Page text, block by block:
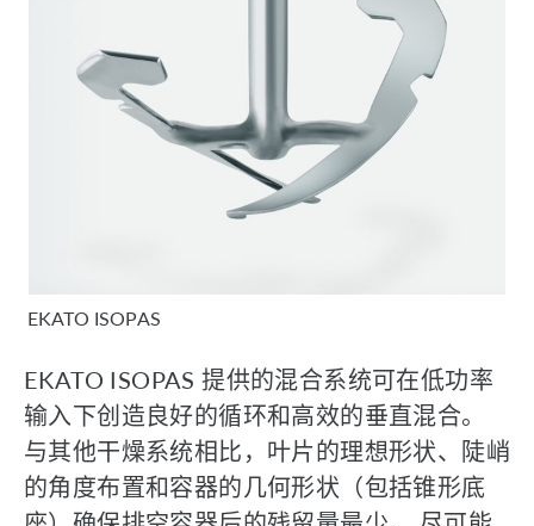
EKATO ISOPAS
EKATO ISOPAS 提供的混合系统可在低功率
输入下创造良好的循环和高效的垂直混合。
与其他干燥系统相比，叶片的理想形状、陡峭
的角度布置和容器的几何形状（包括锥形底